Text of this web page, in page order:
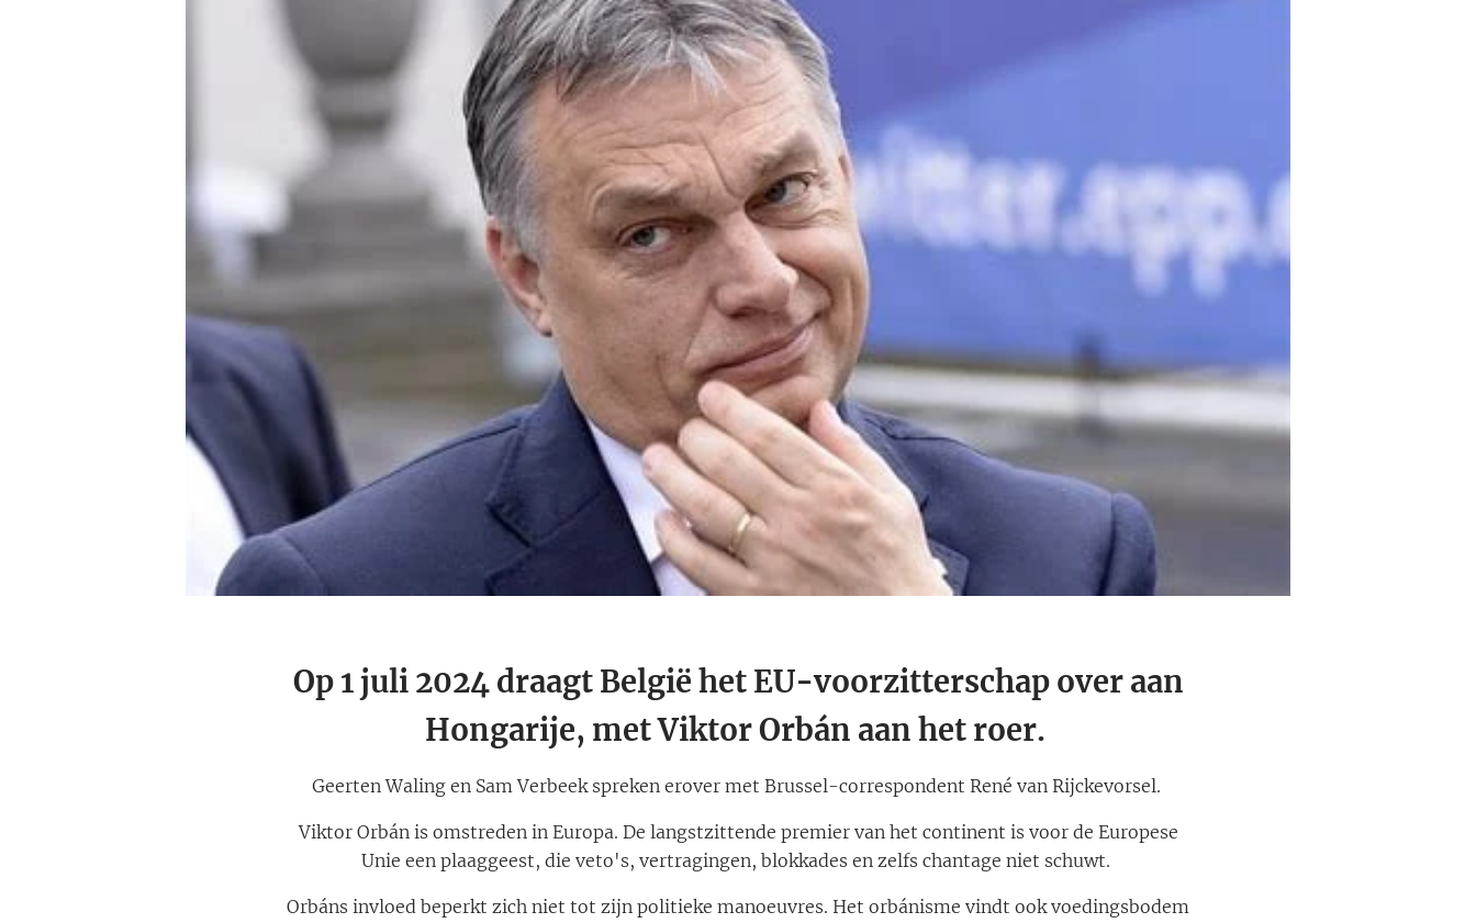
Op 1 juli 2024 draagt België het EU-voorzitterschap over aan
Hongarije, met Viktor Orbán aan het roer.
Geerten Waling en Sam Verbeek spreken erover met Brussel-correspondent René van Rijckevorsel.
Viktor Orbán is omstreden in Europa. De langstzittende premier van het continent is voor de Europese
Unie een plaaggeest, die veto's, vertragingen, blokkades en zelfs chantage niet schuwt.
Orbáns invloed beperkt zich niet tot zijn politieke manoeuvres. Het orbánisme vindt ook voedingsbodem